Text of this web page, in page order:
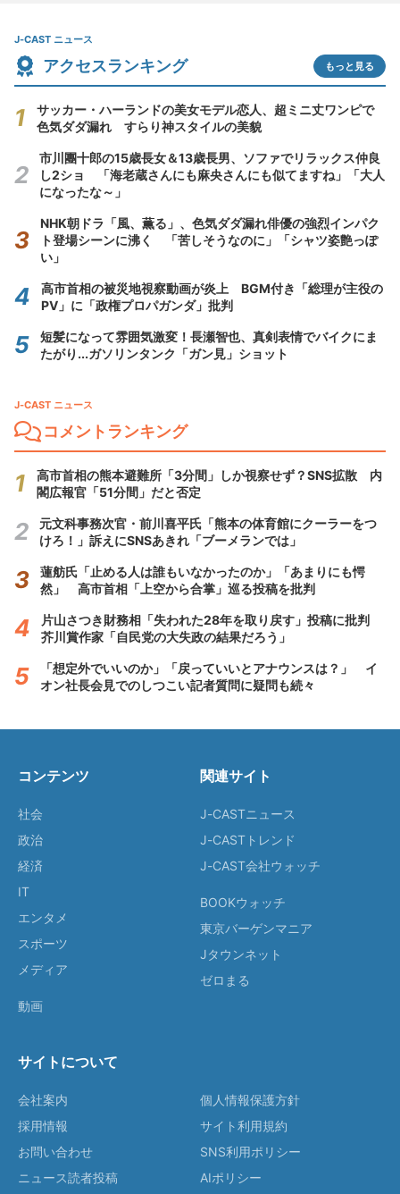
J-CAST ニュース
アクセスランキング もっと見る
サッカー・ハーランドの美女モデル恋人、超ミニ丈ワンピで
色気ダダ漏れ すらり神スタイルの美貌
市川團十郎の15歳長女＆13歳長男、ソファでリラックス仲良
し2ショ 「海老蔵さんにも麻央さんにも似てますね」「大人
になったな～」
NHK朝ドラ「風、薫る」、色気ダダ漏れ俳優の強烈インパク
ト登場シーンに沸く 「苦しそうなのに」「シャツ姿艶っぽ
い」
高市首相の被災地視察動画が炎上 BGM付き「総理が主役の
PV」に「政権プロパガンダ」批判
短髪になって雰囲気激変！長瀬智也、真剣表情でバイクにま
たがり...ガソリンタンク「ガン見」ショット
J-CAST ニュース
コメントランキング
高市首相の熊本避難所「3分間」しか視察せず？SNS拡散 内
閣広報官「51分間」だと否定
元文科事務次官・前川喜平氏「熊本の体育館にクーラーをつ
けろ！」訴えにSNSあきれ「ブーメランでは」
蓮舫氏「止める人は誰もいなかったのか」「あまりにも愕
然」 高市首相「上空から合掌」巡る投稿を批判
片山さつき財務相「失われた28年を取り戻す」投稿に批判
芥川賞作家「自民党の大失政の結果だろう」
「想定外でいいのか」「戻っていいとアナウンスは？」 イ
オン社長会見でのしつこい記者質問に疑問も続々
コンテンツ
社会
政治
経済
IT
エンタメ
スポーツ
メディア
動画
関連サイト
J-CASTニュース
J-CASTトレンド
J-CAST会社ウォッチ
BOOKウォッチ
東京バーゲンマニア
Jタウンネット
ゼロまる
サイトについて
会社案内
採用情報
お問い合わせ
ニュース読者投稿
個人情報保護方針
サイト利用規約
SNS利用ポリシー
AIポリシー